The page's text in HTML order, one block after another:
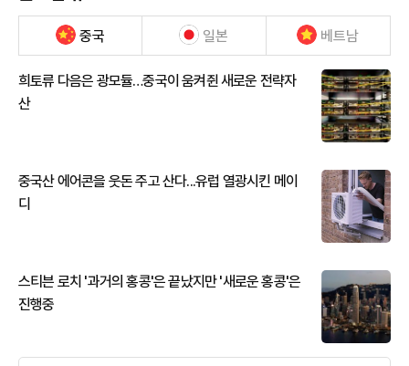
중국 일본 베트남
희토류 다음은 광모듈…중국이 움켜쥔 새로운 전략자
산
중국산 에어콘을 웃돈 주고 산다...유럽 열광시킨 메이
디
스티븐 로치 '과거의 홍콩'은 끝났지만 '새로운 홍콩'은
진행중